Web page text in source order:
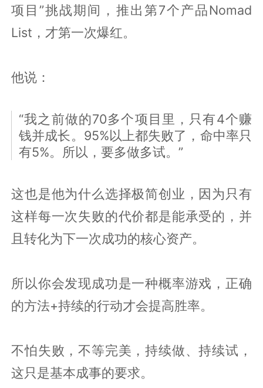
项目”挑战期间，推出第7个产品Nomad
List，才第一次爆红。
他说：
“我之前做的70多个项目里，只有4个赚
钱并成长。95%以上都失败了，命中率只
有5%。所以，要多做多试。”
这也是他为什么选择极简创业，因为只有
这样每一次失败的代价都是能承受的，并
且转化为下一次成功的核心资产。
所以你会发现成功是一种概率游戏，正确
的方法+持续的行动才会提高胜率。
不怕失败，不等完美，持续做、持续试，
这只是基本成事的要求。